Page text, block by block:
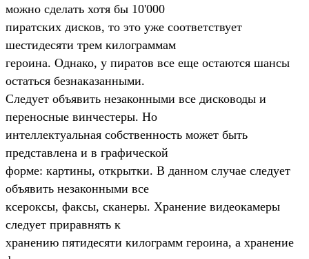
можно сделать хотя бы 10'000
пиратских дисков, то это уже соответствует
шестидесяти трем килограммам
героина. Однако, у пиратов все еще остаются шансы
остаться безнаказанными.
Следует объявить незаконными все дисководы и
переносные винчестеры. Hо
интеллектуальная собственность может быть
представлена и в графической
форме: картины, открытки. В данном случае следует
объявить незаконными все
ксероксы, факсы, сканеры. Хранение видеокамеры
следует приравнять к
хранению пятидесяти килограмм героина, а хранение